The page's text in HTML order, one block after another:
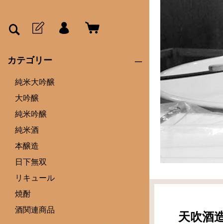
カテゴリー
純米大吟醸
大吟醸
純米吟醸
純米酒
本醸造
日下無双
リキュール
焼酎
酒関連商品
天吹酒